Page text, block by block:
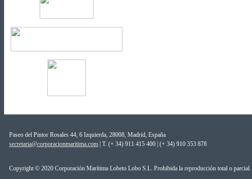
Paseo del Pintor Rosales 44, 6 Izquierda, 28008, Madrid, España
secretaria@corporacionmaritima.com | T. (+ 34) 911 415 400 | (+ 34) 910 353 878
Copyright © 2020 Corporación Marítima Lobeto Lobo S.L. Prohibida la reproducción total o parcial.